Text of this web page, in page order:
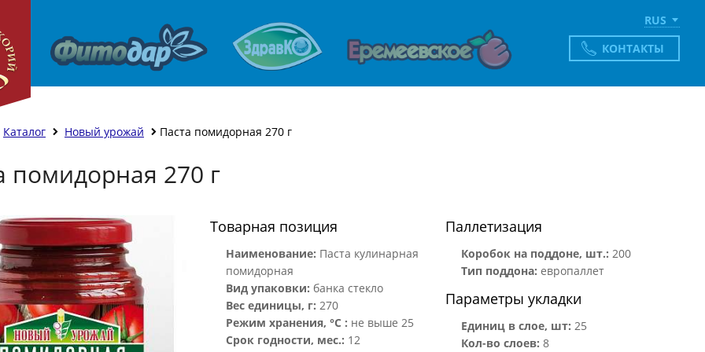
RUS
КОНТАКТЫ
Каталог Новый урожай Паста помидорная 270 г
помидорная 270 г
Товарная позиция
Наименование: Паста кулинарная
помидорная
Вид упаковки: банка стекло
Вес единицы, г: 270
Режим хранения, °С : не выше 25
Срок годности, мес.: 12
Паллетизация
Коробок на поддоне, шт.: 200
Тип поддона: европаллет
Параметры укладки
Единиц в слое, шт: 25
Кол-во слоев: 8